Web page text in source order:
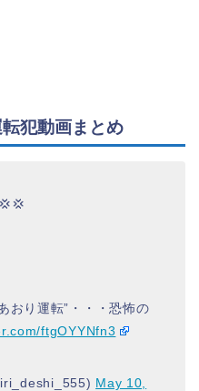
犯動画まとめ
おり運転”・・・恐怖の
ftgOYYNfn3
May 10,